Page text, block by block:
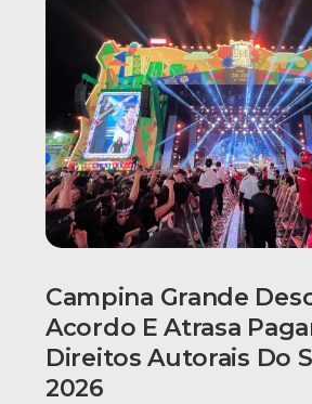
Campina Grande
Acordo E Atrasa
Direitos Autorais Do
2026